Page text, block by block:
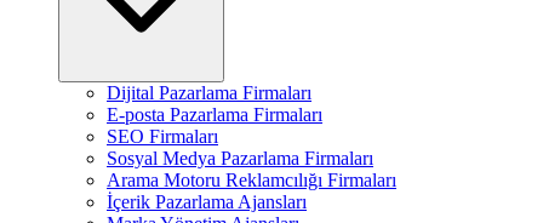
Dijital Pazarlama Firmaları
E-posta Pazarlama Firmaları
SEO Firmaları
Sosyal Medya Pazarlama Firmaları
Arama Motoru Reklamcılığı Firmaları
İçerik Pazarlama Ajansları